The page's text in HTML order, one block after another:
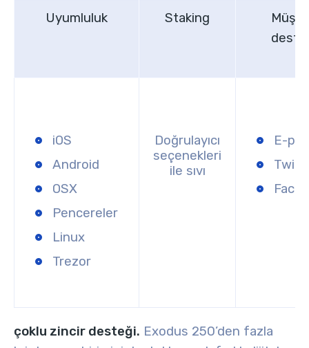
Uyumluluk Staking
iOS
Android
OSX
Pencereler
Linux
Trezor
Doğrulayıcı
seçenekleri
ile sıvı
E-
çoklu zincir desteği. Exodus 250’den fazla